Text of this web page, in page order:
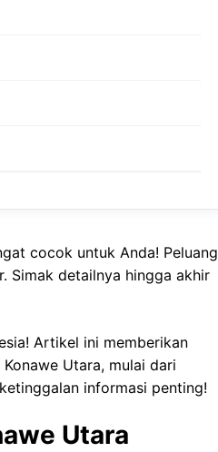
cocok untuk Anda! Peluang
Simak detailnya hingga akhir
Artikel ini memberikan
Utara, mulai dari
informasi penting!
Utara